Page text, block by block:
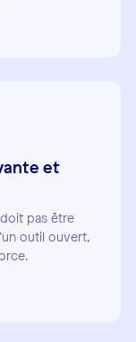
et
pas être
outil ouvert,